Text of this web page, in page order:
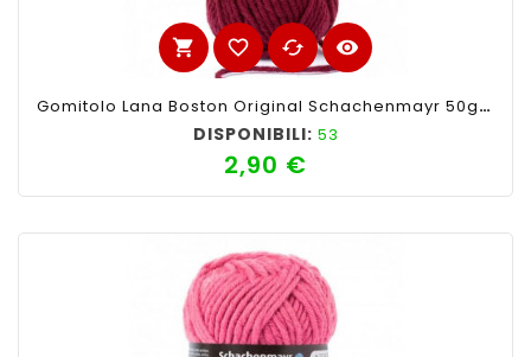
shopping_cart favorite_border cached visibility
Gomitolo Lana Boston Original Schachenmayr 50gr,Bordeaux 132
DISPONIBILI: 53
2,90 €